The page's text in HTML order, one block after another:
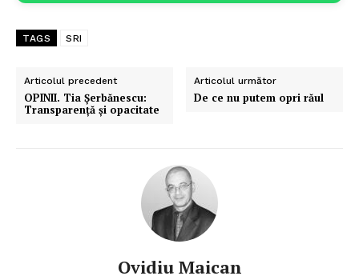
TAGS SRI
Articolul precedent
OPINII. Tia Șerbănescu:
Transparență și opacitate
Articolul următor
De ce nu putem opri răul
Ovidiu Maican